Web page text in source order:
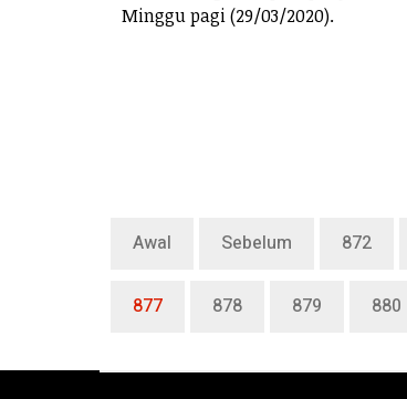
Minggu pagi (29/03/2020).
Awal Sebelum 872
877 878 879 880